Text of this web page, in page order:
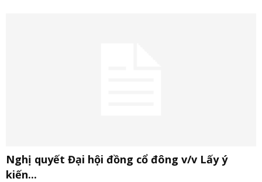
Nghị quyết Đại hội đồng cổ đông v/v Lấy ý
kiến...